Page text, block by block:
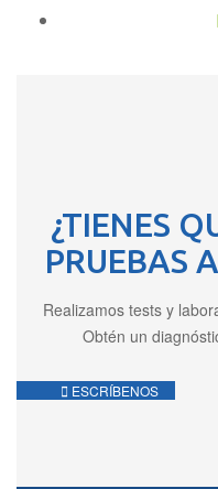
¿TIENES
PRUEBAS
Realizamos tests y
Obtén un
ESCRÍBENOS